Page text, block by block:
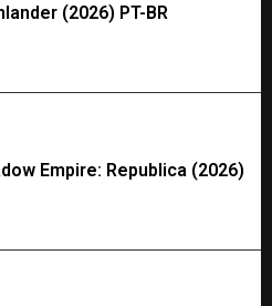
(2026) PT-BR
Empire: Republica (2026)